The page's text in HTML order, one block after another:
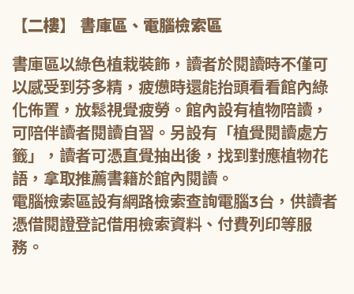
【二樓】 書庫區、電腦檢索區
書庫區以綠色植栽裝飾，讀者於閱讀時不僅可
以感受到芬多精，疲憊時還能抬頭看看館內綠
化佈置，放鬆視覺疲勞。館內設有植物陪讀，
可陪伴讀者閱讀自習。另設有「植覺閱讀處方
籤」，讀者可憑直覺抽出後，找到對應植物花
語，拿取推薦書籍於館內閱讀。
電腦檢索區設有網路檢索查詢電腦3台，供讀者
憑借閱證登記借用檢索資料、付費列印等服
務。